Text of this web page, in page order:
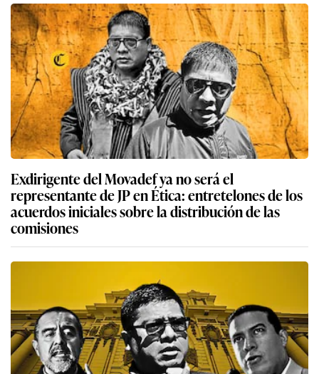
Exdirigente del Movadef ya no será el
representante de JP en Ética: entretelones de los
acuerdos iniciales sobre la distribución de las
comisiones